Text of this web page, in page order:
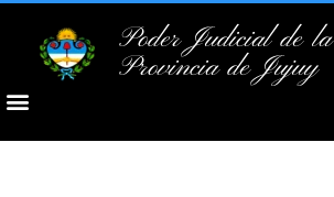
Poder Judicial de la
Provincia de Jujuy